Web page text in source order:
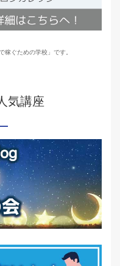
稼ぐための学校」です。
気講座